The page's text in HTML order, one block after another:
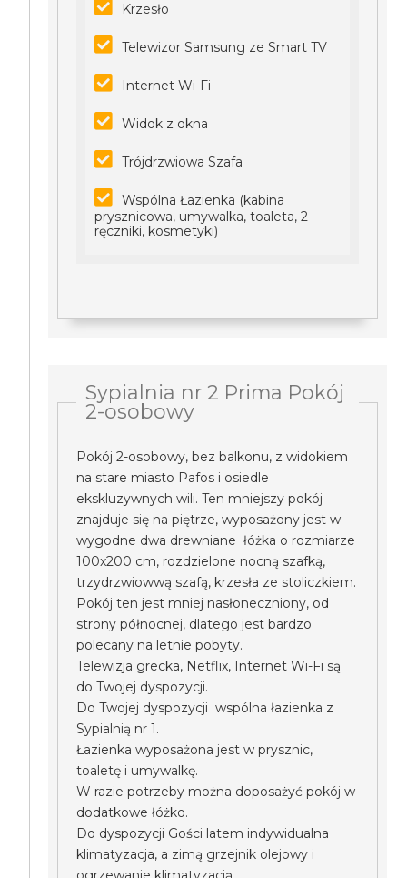
Krzesło
Telewizor Samsung ze Smart TV
Internet Wi-Fi
Widok z okna
Trójdrzwiowa Szafa
Wspólna Łazienka (kabina
prysznicowa, umywalka, toaleta, 2
ręczniki, kosmetyki)
Sypialnia nr 2 Prima Pokój
2-osobowy
Pokój 2-osobowy, bez balkonu, z widokiem
na stare miasto Pafos i osiedle
ekskluzywnych wili. Ten mniejszy pokój
znajduje się na piętrze, wyposażony jest w
wygodne dwa drewniane łóżka o rozmiarze
100x200 cm, rozdzielone nocną szafką,
trzydrzwiowwą szafą, krzesła ze stoliczkiem.
Pokój ten jest mniej nasłoneczniony, od
strony północnej, dlatego jest bardzo
polecany na letnie pobyty.
Telewizja grecka, Netflix, Internet Wi-Fi są
do Twojej dyspozycji.
Do Twojej dyspozycji wspólna łazienka z
Sypialnią nr 1.
Łazienka wyposażona jest w prysznic,
toaletę i umywalkę.
W razie potrzeby można doposażyć pokój w
dodatkowe łóżko.
Do dyspozycji Gości latem indywidualna
klimatyzacja, a zimą grzejnik olejowy i